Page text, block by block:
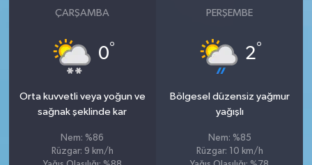
ÇARŞAMBA
0°
Orta kuvvetli veya yoğun ve
sağnak şeklinde kar
Nem: %86
Rüzgar: 9 km/h
PERŞEMBE
2°
Bölgesel düzensiz yağmur
yağışlı
Nem: %85
Rüzgar: 10 km/h